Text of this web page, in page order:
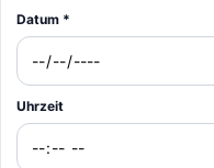
Datum *
Uhrzeit